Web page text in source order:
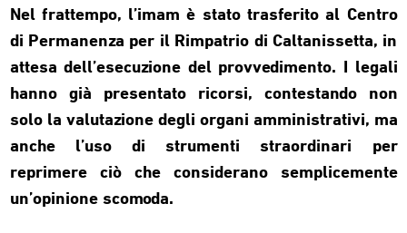
Nel frattempo, l’imam è stato trasferito al Centro
di Permanenza per il Rimpatrio di Caltanissetta, in
attesa dell’esecuzione del provvedimento. I legali
hanno già presentato ricorsi, contestando non
solo la valutazione degli organi amministrativi, ma
anche l’uso di strumenti straordinari per
reprimere ciò che considerano semplicemente
un’opinione scomoda.